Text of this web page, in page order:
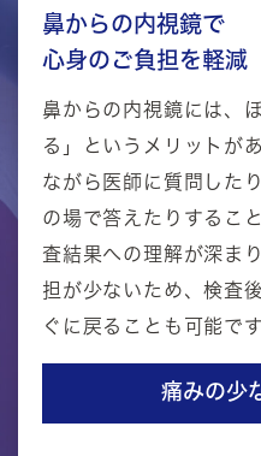
鼻からの内視鏡で
心身のご負担を軽減
鼻からの内視鏡には、
る」というメリットが
ながら医師に質問した
の場で答えたりするこ
査結果への理解が深ま
担が少ないため、検査
ぐに戻ることも可能です
痛みの少